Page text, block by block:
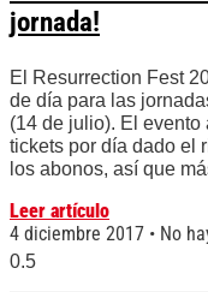
jornada!
El Resurrection Fest
de día para las
(14 de julio). El
tickets por día dado el
los abonos, así que
Leer artículo
4 diciembre 2017
No